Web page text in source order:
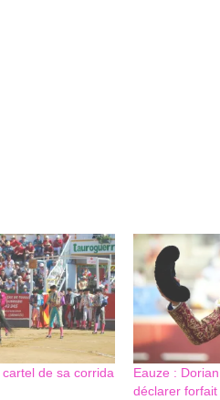
de sa corrida
Eauze :
déclarer forfait